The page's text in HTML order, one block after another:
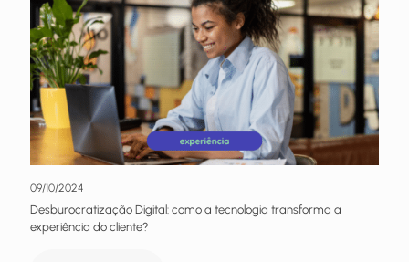
09/10/2024
Desburocratização Digital: como a tecnologia transforma a
experiência do cliente?